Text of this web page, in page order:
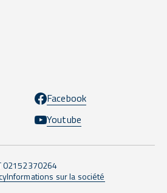
Facebook
Youtube
02152370264
Informations sur la société